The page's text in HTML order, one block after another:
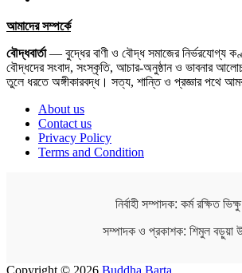
আমাদের সম্পর্কে
বৌদ্ধবার্তা— বুদ্ধের বাণী ও বৌদ্ধ সমাজের নির্ভরযোগ্য
বৌদ্ধদের সংবাদ, সংস্কৃতি, আচার-অনুষ্ঠান ও ভাবনার
তুলে ধরতে অঙ্গীকারবদ্ধ। সত্য, শান্তি ও প্রজ্ঞার পথে
About us
Contact us
Privacy Policy
Terms and Condition
নির্বাহী সম্পাদক: কর্ম রক্ষিত ভিক্ষু
সম্পাদক ও প্রকাশক: শিমুল বড়ুয়া
Copyright © 2026 Buddha Barta